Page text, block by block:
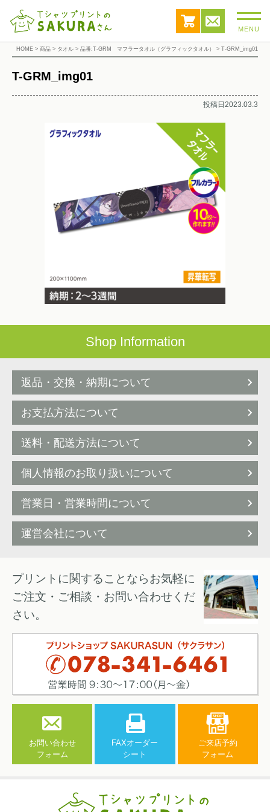
MENU
HOME > 商品 > タオル > 品番:T-GRM マフラータオル（グラフィックタオル） > T-GRM_img01
T-GRM_img01
投稿日2023.03.3
Shop Information
返品・交換・納期について
お支払方法について
送料・配送方法について
個人情報のお取り扱いについて
営業日・営業時間について
運営会社について
プリントに関することならお気軽に
ご注文・ご相談・お問い合わせくだ
さい。
お問い合わせ
フォーム
FAXオーダー
シート
ご来店予約
フォーム